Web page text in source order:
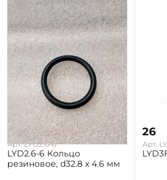
26
Арт. LYD2.6-6
LYD2.6-6 Кольцо
резиновое, d32.8 x 4.6 мм
26
Арт.